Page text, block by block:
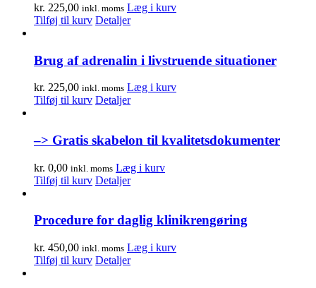
kr. 225,00 inkl. moms Læg i kurv
Tilføj til kurv Detaljer
Brug af adrenalin i livstruende situationer
kr. 225,00 inkl. moms Læg i kurv
Tilføj til kurv Detaljer
–> Gratis skabelon til kvalitetsdokumenter
kr. 0,00 inkl. moms Læg i kurv
Tilføj til kurv Detaljer
Procedure for daglig klinikrengøring
kr. 450,00 inkl. moms Læg i kurv
Tilføj til kurv Detaljer